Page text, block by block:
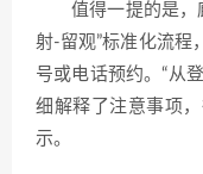
值得一提的是，
射-留观”标准化流程
号或电话预约。“从
细解释了注意事项
示。